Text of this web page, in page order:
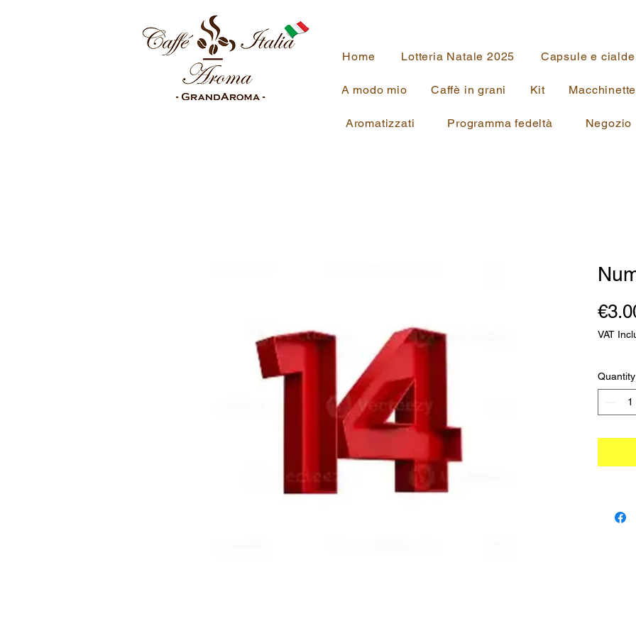
Home Lotteria Natale 2025 Capsule e cialde
A modo mio Caffè in grani Kit Macchinette
Aromatizzati Programma fedeltà Negozio
VAT
Quantity